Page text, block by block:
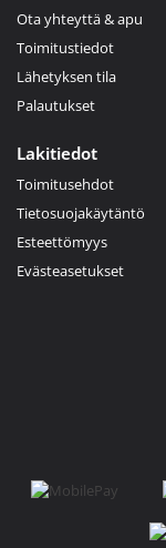
Ota yhteyttä & apu
Toimitustiedot
Lähetyksen tila
Palautukset
Lakitiedot
Toimitusehdot
Tietosuojakäytäntö
Esteettömyys
Evästeasetukset